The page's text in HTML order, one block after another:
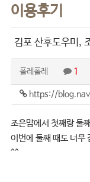
이용후기
김포 산후도우미,
폴레폴레 1
https://
조은맘에서 첫째랑 둘
이번에 둘째 때도 너무
^^